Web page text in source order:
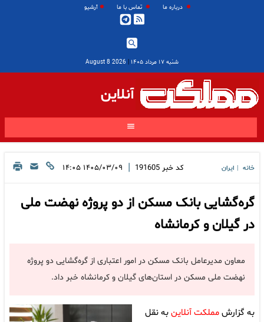
درباره ما تماس با ما آرشیو
شنبه ۱۷ مرداد ۱۴۰۵ |
2026 August 8
آنلاین
خانه ایران کد خبر 191605
| ۱۴۰۵/۰۳/۰۹ ۱۴:۰۵
گره‌گشایی بانک مسکن از دو پروژه نهضت ملی
در گیلان و کرمانشاه
معاون مدیرعامل بانک مسکن در امور اعتباری از گره‌گشایی دو پروژه
نهضت ملی مسکن در استان‌های گیلان و کرمانشاه خبر داد.
به گزارشمملکت آنلاینبه نقل